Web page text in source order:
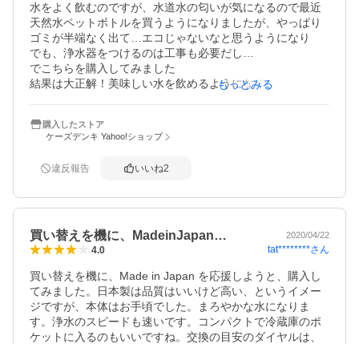
水をよく飲むのですが、水道水の匂いが気になるので最近
天然水ペットボトルを買うようになりましたが、やっぱり
ゴミが半端なく出て…エコじゃないなと思うようになり
でも、浄水器をつけるのは工事も必要だし…
でこちらを購入してみました
結果は大正解！美味しい水を飲めるようになりました
一日２Ｌなんて飲めないよ〜と思ってたけど、結構飲んで
るもんですね
もっとみる
購入したストア
ケーズデンキ Yahoo!ショップ
違反報告 いいね2
買い替えを機に、MadeinJapan… 2020/04/22
4.0 tat********さん
買い替えを機に、Made in Japan を応援しようと、購入し
てみました。日本製は品質はいいけど高い、というイメー
ジですが、本体はお手頃でした。まろやかな水になりま
す。浄水のスピードも速いです。コンパクトで冷蔵庫のポ
ケットに入るのもいいですね。交換の目安のダイヤルは、